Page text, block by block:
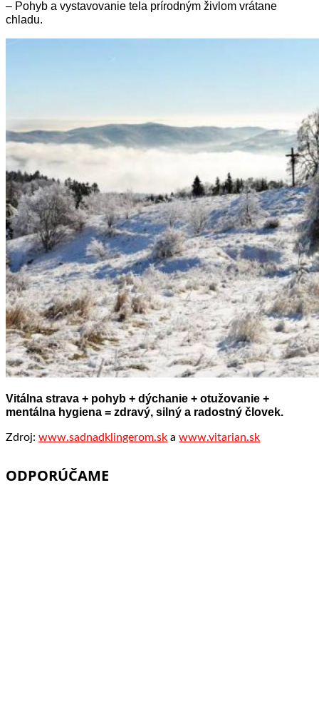
– Pohyb a vystavovanie tela prírodným živlom vrátane
chladu.
Vitálna strava + pohyb + dýchanie + otužovanie +
mentálna hygiena = zdravý, silný a radostný človek.
Zdroj: www.sadnadklingerom.sk a www.vitarian.sk
ODPORÚČAME